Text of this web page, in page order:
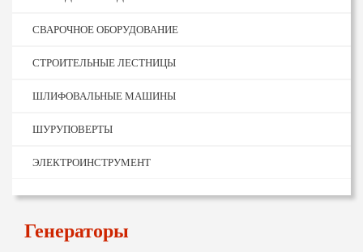
СВАРОЧНОЕ ОБОРУДОВАНИЕ
СТРОИТЕЛЬНЫЕ ЛЕСТНИЦЫ
ШЛИФОВАЛЬНЫЕ МАШИНЫ
ШУРУПОВЕРТЫ
ЭЛЕКТРОИНСТРУМЕНТ
Генераторы